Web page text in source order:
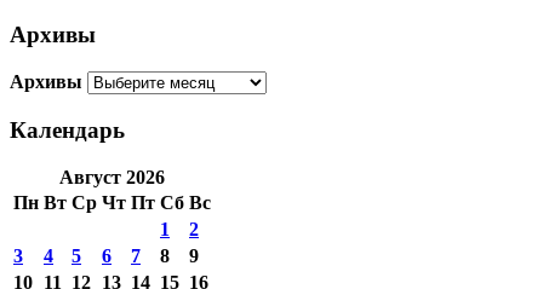
Архивы
Архивы
Календарь
Август 2026
Пн Вт Ср Чт Пт Сб Вс
1
2
3
4 5 6 7 8
9
10 11 12 13 14 15 16